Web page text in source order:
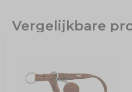
Vergelijkbare